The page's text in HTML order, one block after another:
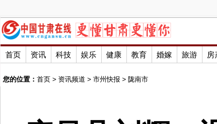
首页 资讯 科技 娱乐 健康 教育 婚嫁 旅游 房
您的位置： 首页 > 资讯频道 > 市州快报 > 陇南市